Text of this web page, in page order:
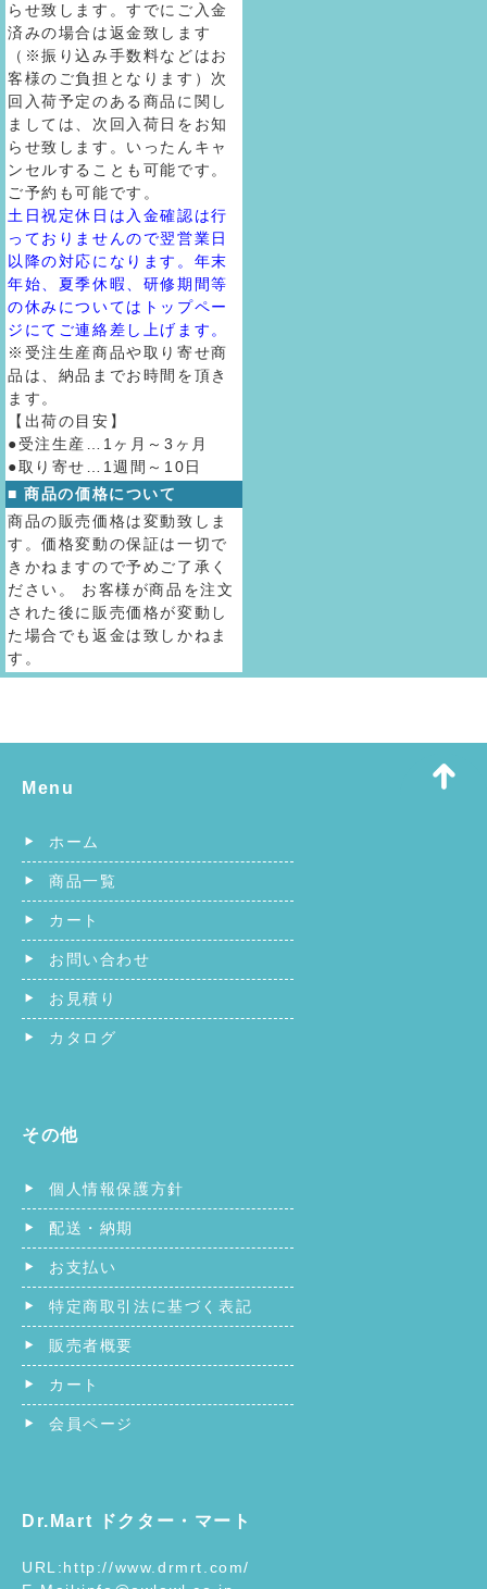
らせ致します。すでにご入金
済みの場合は返金致します
（※振り込み手数料などはお
客様のご負担となります）次
回入荷予定のある商品に関し
ましては、次回入荷日をお知
らせ致します。いったんキャ
ンセルすることも可能です。
ご予約も可能です。
土日祝定休日は入金確認は行
っておりませんので翌営業日
以降の対応になります。年末
年始、夏季休暇、研修期間等
の休みについてはトップペー
ジにてご連絡差し上げます。
※受注生産商品や取り寄せ商
品は、納品までお時間を頂き
ます。
【出荷の目安】
●受注生産…1ヶ月～3ヶ月
●取り寄せ…1週間～10日
■ 商品の価格について
商品の販売価格は変動致しま
す。価格変動の保証は一切で
きかねますので予めご了承く
ださい。 お客様が商品を注文
された後に販売価格が変動し
た場合でも返金は致しかねま
す。
Menu
ホーム
商品一覧
カート
お問い合わせ
お見積り
カタログ
その他
個人情報保護方針
配送・納期
お支払い
特定商取引法に基づく表記
販売者概要
カート
会員ページ
Dr.Mart ドクター・マート
URL:http://www.drmrt.com/